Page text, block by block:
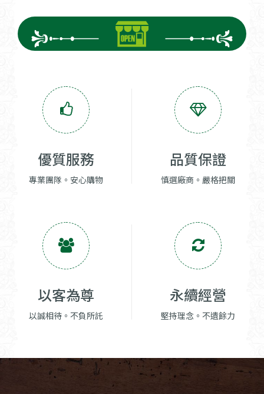
優質服務
專業團隊。安心購物
品質保證
慎選廠商。嚴格把關
以客為尊
以誠相待。不負所託
永續經營
堅持理念。不遺餘力